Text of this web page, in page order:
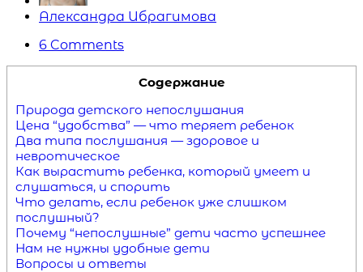
Posted
Александра Ибрагимова
6 Comments
Содержание
Природа детского непослушания
Цена “удобства” — что теряет ребенок
Два типа послушания — здоровое и
невротическое
Как вырастить ребенка, который умеет и
слушаться, и спорить
Что делать, если ребенок уже слишком
послушный?
Почему “непослушные” дети часто успешнее
Нам не нужны удобные дети
Вопросы и ответы